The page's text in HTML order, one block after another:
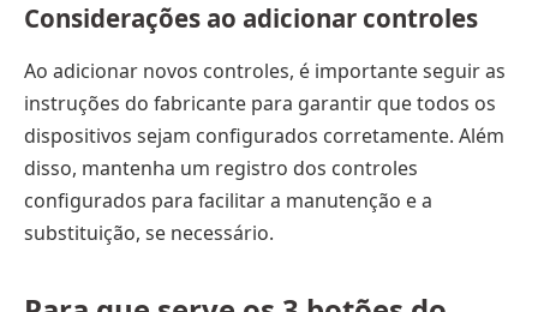
Considerações ao adicionar controles
Ao adicionar novos controles, é importante seguir as
instruções do fabricante para garantir que todos os
dispositivos sejam configurados corretamente. Além
disso, mantenha um registro dos controles
configurados para facilitar a manutenção e a
substituição, se necessário.